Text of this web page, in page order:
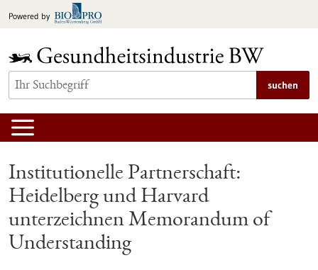
Inhalt
Powered by
suchen
Institutionelle Partnerschaft:
Heidelberg und Harvard
unterzeichnen Memorandum of
Understanding